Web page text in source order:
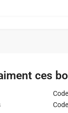
ces